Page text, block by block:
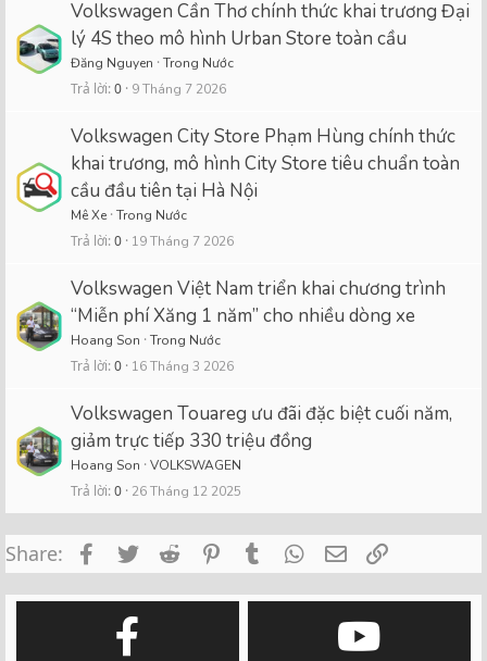
Volkswagen Cần Thơ chính thức khai trương Đại
lý 4S theo mô hình Urban Store toàn cầu
Đăng Nguyen Trong Nước
Trả lời 0 9 Tháng 7 2026
Volkswagen City Store Phạm Hùng chính thức
khai trương, mô hình City Store tiêu chuẩn toàn
cầu đầu tiên tại Hà Nội
Mê Xe Trong Nước
Trả lời 0 19 Tháng 7 2026
Volkswagen Việt Nam triển khai chương trình
“Miễn phí Xăng 1 năm” cho nhiều dòng xe
Hoang Son Trong Nước
Trả lời 0 16 Tháng 3 2026
Volkswagen Touareg ưu đãi đặc biệt cuối năm,
giảm trực tiếp 330 triệu đồng
Hoang Son VOLKSWAGEN
Trả lời 0 26 Tháng 12 2025
Share: FacebookTwitterReddit PinterestTumblrWhatsApp
Email